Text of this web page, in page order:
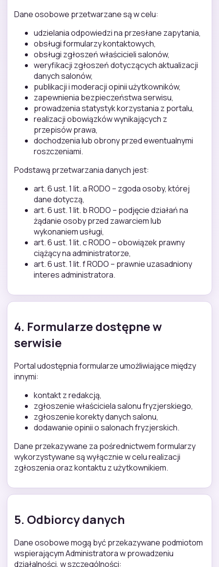
Dane osobowe przetwarzane są w celu:
udzielania odpowiedzi na przesłane zapytania,
obsługi formularzy kontaktowych,
obsługi zgłoszeń właścicieli salonów,
weryfikacji zgłoszeń dotyczących aktualizacji
danych salonów,
publikacji i moderacji opinii użytkowników,
zapewnienia bezpieczeństwa serwisu,
prowadzenia statystyk korzystania z portalu,
realizacji obowiązków wynikających z
przepisów prawa,
dochodzenia lub obrony przed ewentualnymi
roszczeniami.
Podstawą przetwarzania danych jest:
art. 6 ust. 1 lit. a RODO – zgoda osoby, której
dane dotyczą,
art. 6 ust. 1 lit. b RODO – podjęcie działań na
żądanie osoby przed zawarciem lub
wykonaniem usługi,
art. 6 ust. 1 lit. c RODO – obowiązek prawny
ciążący na administratorze,
art. 6 ust. 1 lit. f RODO – prawnie uzasadniony
interes administratora.
4. Formularze dostępne w
serwisie
Portal udostępnia formularze umożliwiające między
innymi:
kontakt z redakcją,
zgłoszenie właściciela salonu fryzjerskiego,
zgłoszenie korekty danych salonu,
dodawanie opinii o salonach fryzjerskich.
Dane przekazywane za pośrednictwem formularzy
wykorzystywane są wyłącznie w celu realizacji
zgłoszenia oraz kontaktu z użytkownikiem.
5. Odbiorcy danych
Dane osobowe mogą być przekazywane podmiotom
wspierającym Administratora w prowadzeniu
działalności, w szczególności: